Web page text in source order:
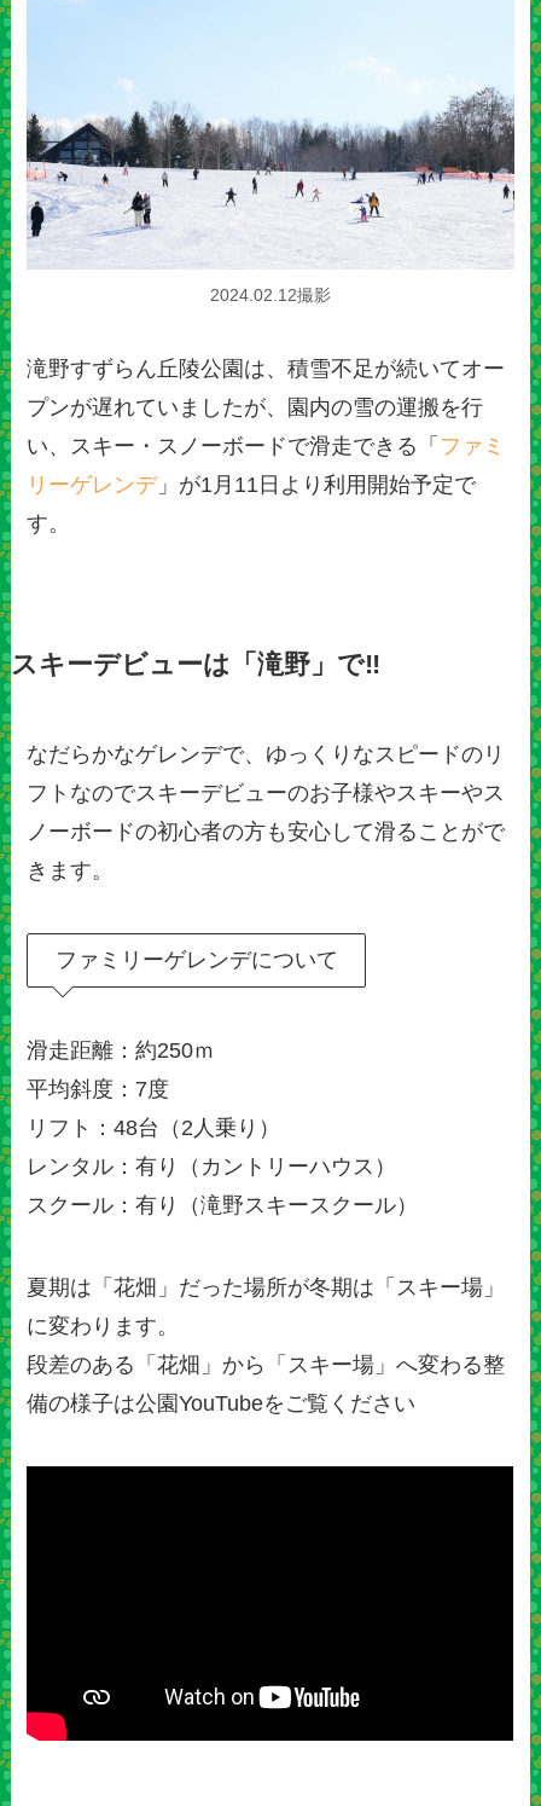
2024.02.12撮影
滝野すずらん丘陵公園は、積雪不足が続いてオー
プンが遅れていましたが、園内の雪の運搬を行
い、スキー・スノーボードで滑走できる「 ファミ
リーゲレンデ」が1月11日より利用開始予定で
す。
スキーデビューは「滝野」で‼
なだらかなゲレンデで、ゆっくりなスピードのリ
フトなのでスキーデビューのお子様やスキーやス
ノーボードの初心者の方も安心して滑ることがで
きます。
ファミリーゲレンデについて
滑走距離：約250ｍ
平均斜度：7度
リフト：48台（2人乗り）
レンタル：有り（カントリーハウス）
スクール：有り（滝野スキースクール）
夏期は「花畑」だった場所が冬期は「スキー場」
に変わります。
段差のある「花畑」から「スキー場」へ変わる整
備の様子は公園YouTubeをご覧ください